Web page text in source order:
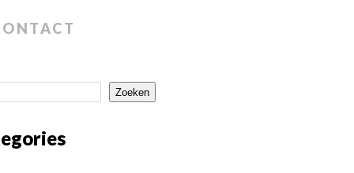
Zoeken